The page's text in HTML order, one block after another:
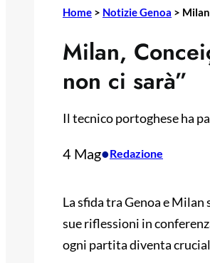
Home > Notizie Genoa >
Milan,
non ci sarà”
Il tecnico portoghese ha
4 Mag•Redazione
La sfida tra Genoa e
sue riflessioni in
ogni partita diventa